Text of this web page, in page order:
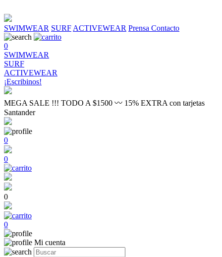
SWIMWEAR SURF ACTIVEWEAR Prensa Contacto
0
SWIMWEAR
SURF
ACTIVEWEAR
¡Escribinos!
MEGA SALE !!! TODO A $1500 〰 15% EXTRA con tarjetas
Santander
0
0
0
0
Mi cuenta